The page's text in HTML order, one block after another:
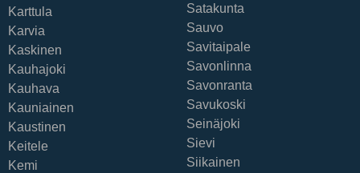
Karttula
Karvia
Kaskinen
Kauhajoki
Kauhava
Kauniainen
Kaustinen
Keitele
Kemi
Satakunta
Sauvo
Savitaipale
Savonlinna
Savonranta
Savukoski
Seinäjoki
Sievi
Siikainen